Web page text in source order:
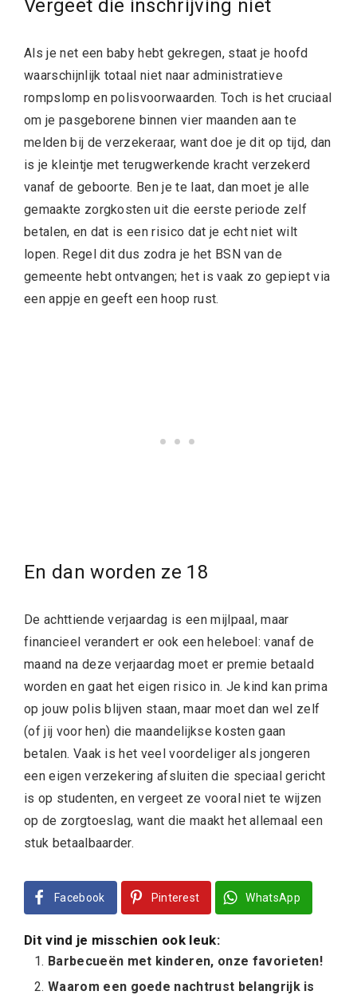
Vergeet die inschrijving niet
Als je net een baby hebt gekregen, staat je hoofd
waarschijnlijk totaal niet naar administratieve
rompslomp en polisvoorwaarden. Toch is het cruciaal
om je pasgeborene binnen vier maanden aan te
melden bij de verzekeraar, want doe je dit op tijd, dan
is je kleintje met terugwerkende kracht verzekerd
vanaf de geboorte. Ben je te laat, dan moet je alle
gemaakte zorgkosten uit die eerste periode zelf
betalen, en dat is een risico dat je echt niet wilt
lopen. Regel dit dus zodra je het BSN van de
gemeente hebt ontvangen; het is vaak zo gepiept via
een appje en geeft een hoop rust.
En dan worden ze 18
De achttiende verjaardag is een mijlpaal, maar
financieel verandert er ook een heleboel: vanaf de
maand na deze verjaardag moet er premie betaald
worden en gaat het eigen risico in. Je kind kan prima
op jouw polis blijven staan, maar moet dan wel zelf
(of jij voor hen) die maandelijkse kosten gaan
betalen. Vaak is het veel voordeliger als jongeren
een eigen verzekering afsluiten die speciaal gericht
is op studenten, en vergeet ze vooral niet te wijzen
op de zorgtoeslag, want die maakt het allemaal een
stuk betaalbaarder.
Facebook Pinterest WhatsApp
Dit vind je misschien ook leuk:
Barbecueën met kinderen, onze favorieten!
Waarom een goede nachtrust belangrijk is